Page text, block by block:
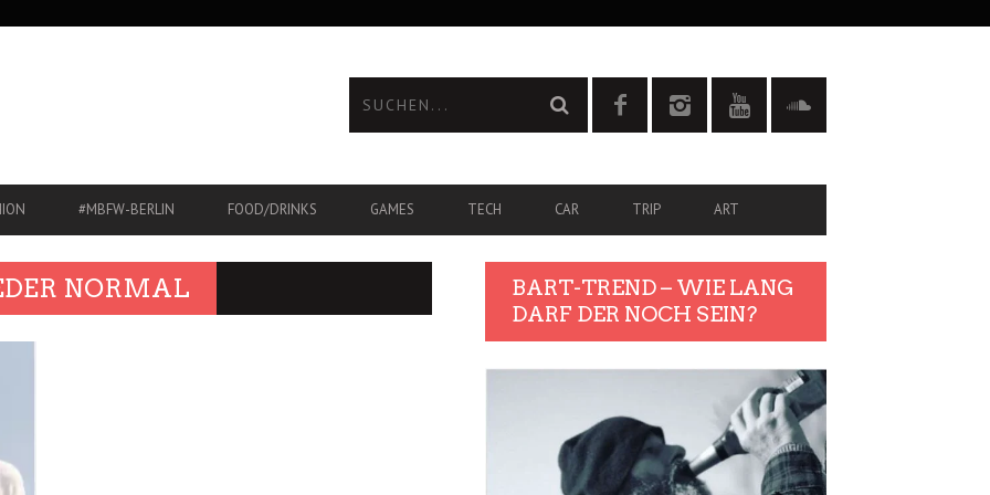
#MBFW-BERLIN FOOD/DRINKS GAMES TECH CAR TRIP ART
NORMAL
BART-TREND – WIE LANG
DARF DER NOCH SEIN?